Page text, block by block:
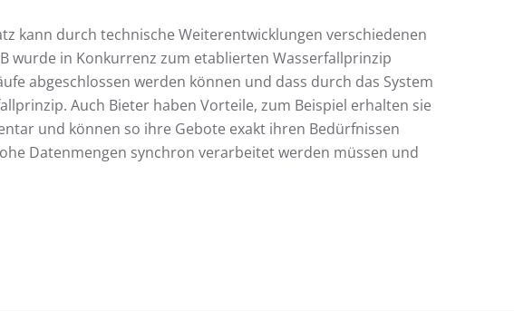
kann durch technische Weiterentwicklungen verschiedenen
wurde in Konkurrenz zum etablierten Wasserfallprinzip
abgeschlossen werden können und dass durch das System
Auch Bieter haben Vorteile, zum Beispiel erhalten sie
und können so ihre Gebote exakt ihren Bedürfnissen
Datenmengen synchron verarbeitet werden müssen und